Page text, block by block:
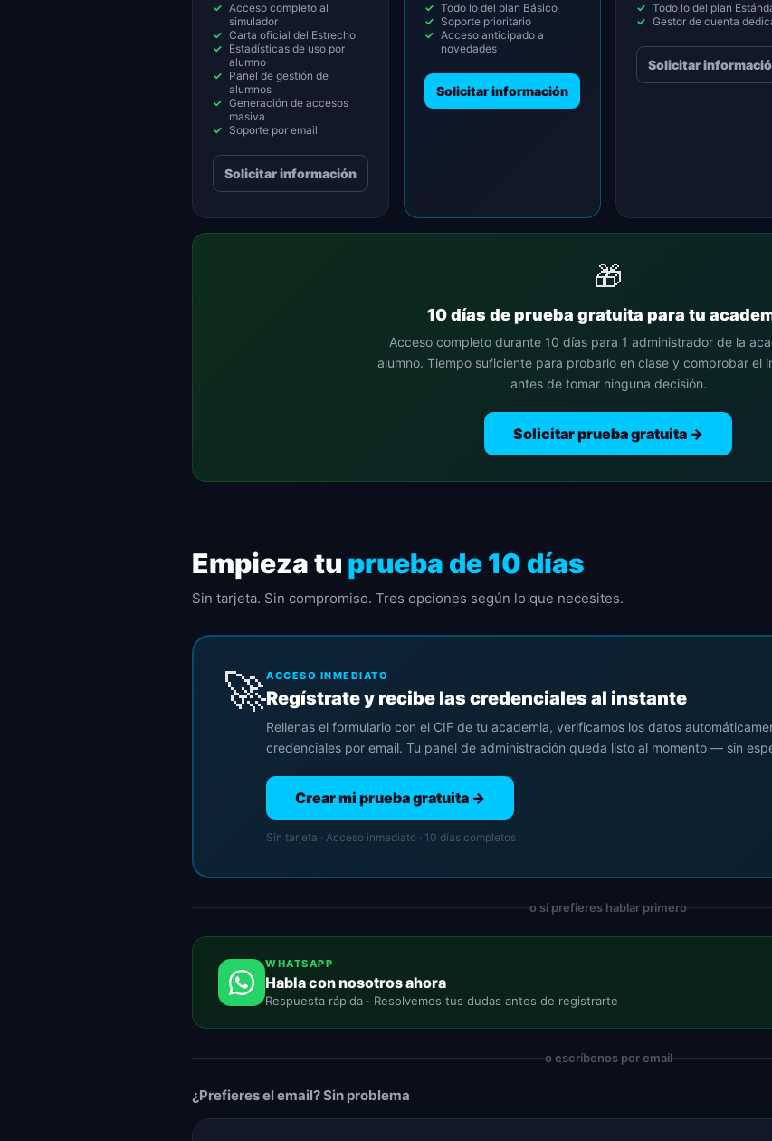
Acceso completo al
simulador
Carta oficial del Estrecho
Estadísticas de uso por
alumno
Panel de gestión de
alumnos
Generación de accesos
masiva
Soporte por email
Solicitar información
Todo lo del plan Básico
Soporte prioritario
Acceso anticipado a
novedades
Solicitar información
Todo lo del plan
Gestor de cuenta
Solicitar
🎁
10 días de prueba gratuita para tu
Acceso completo durante 10 días para 1 administrador de la
alumno. Tiempo suficiente para probarlo en clase y comprobar el
antes de tomar ninguna decisión.
Solicitar prueba gratuita →
Empieza tu prueba de 10 días
Sin tarjeta. Sin compromiso. Tres opciones según lo que necesites.
🚀ACCESO INMEDIATO
Regístrate y recibe las credenciales al instante
Rellenas el formulario con el CIF de tu academia, verificamos los datos
credenciales por email. Tu panel de administración queda listo al momento — sin
Crear mi prueba gratuita →
Sin tarjeta · Acceso inmediato · 10 días completos
o si prefieres hablar primero
WHATSAPP
Habla con nosotros ahora
Respuesta rápida · Resolvemos tus dudas antes de registrarte
o escríbenos por email
¿Prefieres el email? Sin problema